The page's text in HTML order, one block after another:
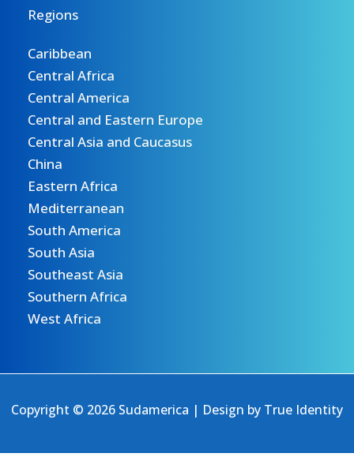
Regions
Caribbean
Central Africa
Central America
Central and Eastern Europe
Central Asia and Caucasus
China
Eastern Africa
Mediterranean
South America
South Asia
Southeast Asia
Southern Africa
West Africa
Copyright © 2026 Sudamerica | Design by True Identity